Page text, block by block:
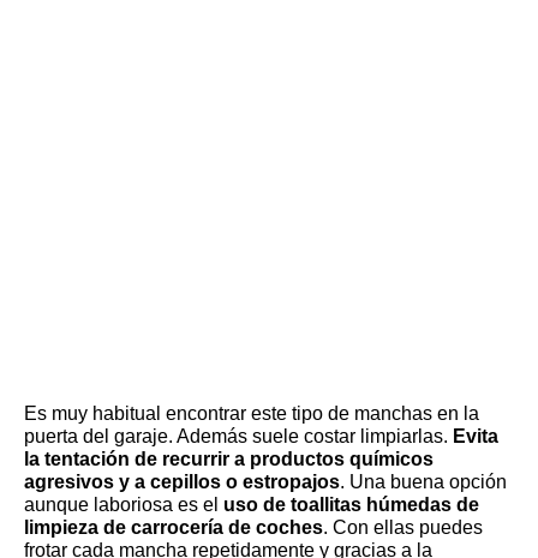
Es muy habitual encontrar este tipo de manchas en la
puerta del garaje. Además suele costar limpiarlas. Evita
la tentación de recurrir a productos químicos
agresivos y a cepillos o estropajos. Una buena opción
aunque laboriosa es el uso de toallitas húmedas de
limpieza de carrocería de coches. Con ellas puedes
frotar cada mancha repetidamente y gracias a la